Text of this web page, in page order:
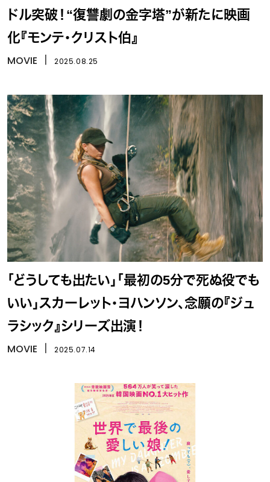
ドル突破！“復讐劇の金字塔”が新たに映画
化『モンテ・クリスト伯』
MOVIE 2025.08.25
「どうしても出たい」「最初の5分で死ぬ役でも
いい」スカーレット・ヨハンソン、念願の『ジュ
ラシック』シリーズ出演！
MOVIE 2025.07.14